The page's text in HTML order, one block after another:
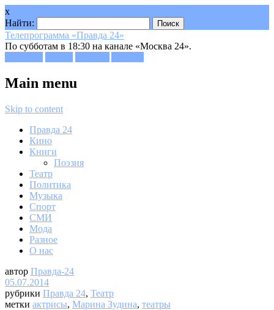
x
Найти:
Телепрограмма «Правда 24»
По субботам в 18:30 на канале «Москва 24».
Main menu
Skip to content
Правда 24
Кино
Книги
Поэзия
Театр
Политика
Музыка
Спорт
СМИ
Мода
Разное
О нас
автор Правда-24
05.07.2014
рубрики Правда 24, Театр
метки актрисы, Марина Зудина, театры